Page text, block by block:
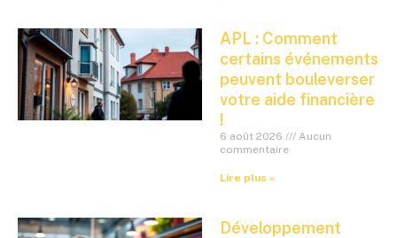
APL : Comment
certains événements
peuvent bouleverser
votre aide financière
!
6 août 2026
Aucun
commentaire
Lire plus »
Développement